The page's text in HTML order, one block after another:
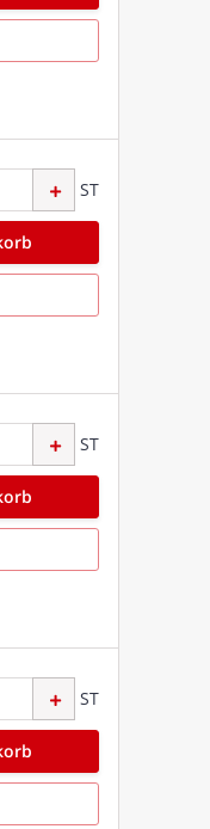
ST
ST
ST